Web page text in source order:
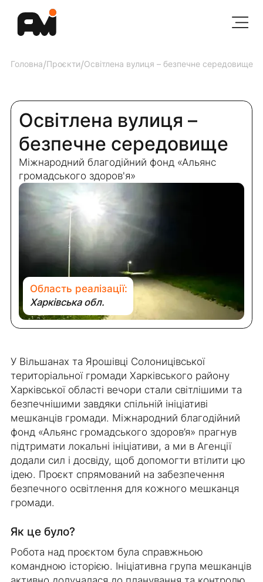
Головна/Проєкти/Освітлена вулиця – безпечне середовище
Освітлена вулиця –
безпечне середовище
Міжнародний благодійний фонд «Альянс
громадського здоров'я»
Область реалізації:
Харківська обл.
У Вільшанах та Ярошівці Солоницівської
територіальної громади Харківського району
Харківської області вечори стали світлішими та
безпечнішими завдяки спільній ініціативі
мешканців громади. Міжнародний благодійний
фонд «Альянс громадського здоров’я» прагнув
підтримати локальні ініціативи, а ми в Агенції
додали сил і досвіду, щоб допомогти втілити цю
ідею. Проєкт спрямований на забезпечення
безпечного освітлення для кожного мешканця
громади.
Як це було?
Робота над проєктом була справжньою
командною історією. Ініціативна група мешканців